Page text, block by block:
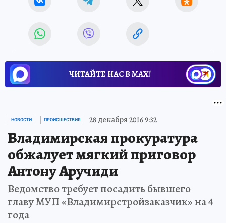
ЧИТАЙТЕ НАС В МАХ!
НОВОСТИ ПРОИСШЕСТВИЯ 28 декабря 2016 9:32
Владимирская прокуратура
обжалует мягкий приговор
Антону Аручиди
Ведомство требует посадить бывшего
главу МУП «Владимирстройзаказчик» на 4
года